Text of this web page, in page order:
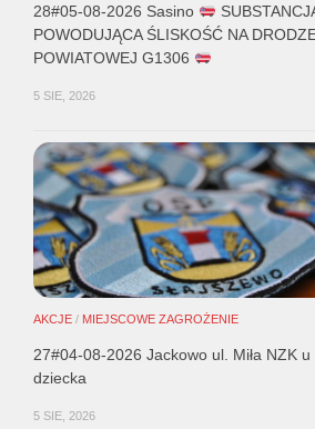
28#05-08-2026 Sasino
POWODUJĄCA ŚLISKOŚĆ NA
POWIATOWEJ G1306
5 SIE, 2026
AKCJE / MIEJSCOWE ZAGROŻENIE
27#04-08-2026 Jackowo ul. Miła NZK u
dziecka
5 SIE, 2026